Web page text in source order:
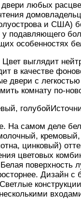
двери любых
и США)
подавляющего
особенностях
выглядит
в качестве
двери с
комнату по-
На самом деле
цинковый)
цветовых
поверхность
Дизайн